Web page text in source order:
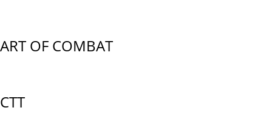
ART OF COMBAT
CTT